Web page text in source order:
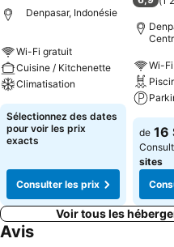
Denpasar, Indonésie
Wi-Fi gratuit
Cuisine / Kitchenette
Climatisation
Sélectionnez des dates
pour voir les prix
exacts
Consulter les prix
Wi-
de 16
sites
Voir tous les
Avis